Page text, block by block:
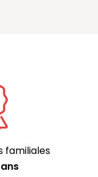
familiales